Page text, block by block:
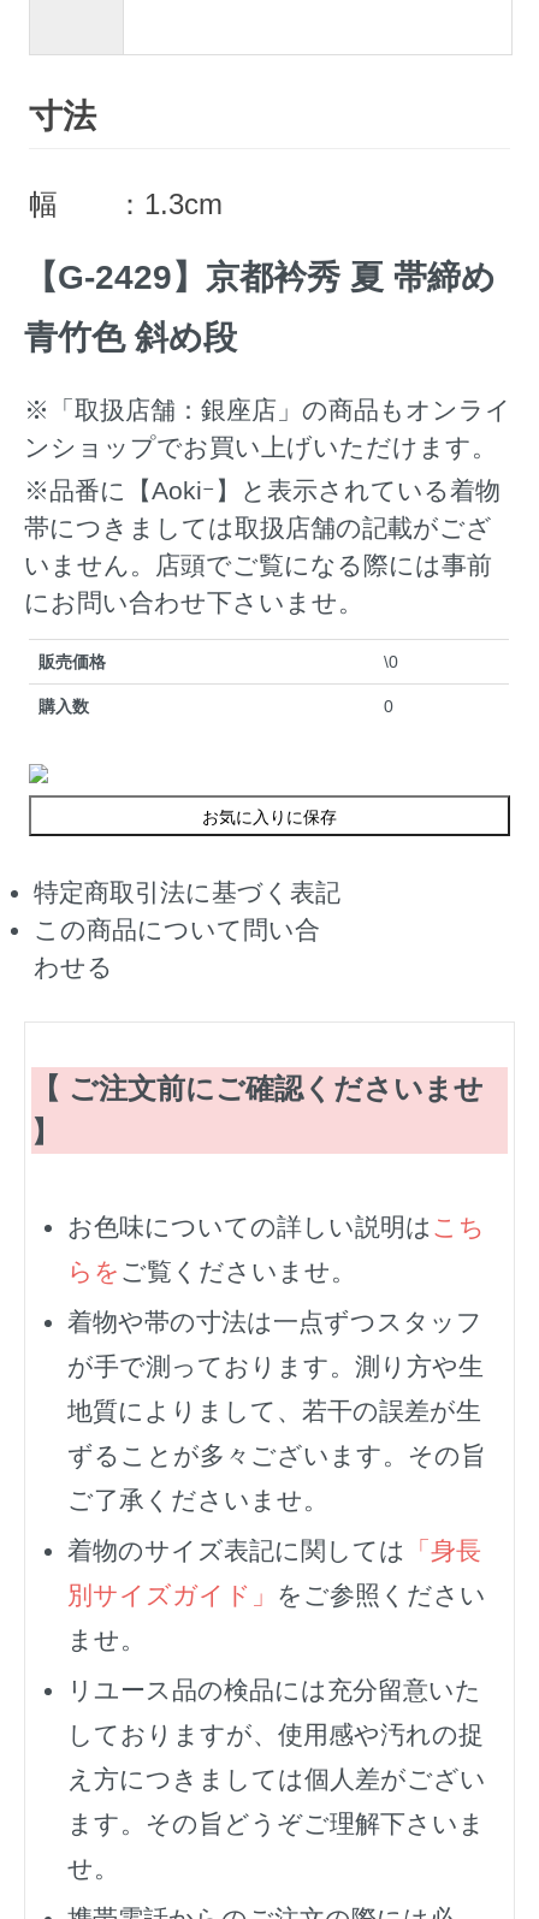
寸法
幅 ：1.3cm
【G-2429】京都衿秀 夏 帯締め
青竹色 斜め段
※「取扱店舗：銀座店」の商品もオンライ
ンショップでお買い上げいただけます。
※品番に【Aokiｰ】と表示されている着物
帯につきましては取扱店舗の記載がござ
いません。店頭でご覧になる際には事前
にお問い合わせ下さいませ。
販売価格 \0
購入数 0
お気に入りに保存
特定商取引法に基づく表記
この商品について問い合
わせる
【 ご注文前にご確認くださいませ
】
お色味についての詳しい説明は こち
らを ご覧くださいませ。
着物や帯の寸法は一点ずつスタッフ
が手で測っております。測り方や生
地質によりまして、若干の誤差が生
ずることが多々ございます。その旨
ご了承くださいませ。
着物のサイズ表記に関しては
「身長
別サイズガイド」 をご参照ください
ませ。
リユース品の検品には充分留意いた
しておりますが、使用感や汚れの捉
え方につきましては個人差がござい
ます。その旨どうぞご理解下さいま
せ。